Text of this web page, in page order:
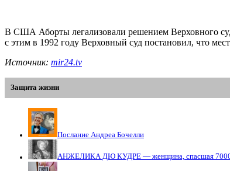
В США Аборты легализовали решением Верховного
с этим в 1992 году Верховный суд постановил, что
Источник: mir24.tv
Защита жизни
Послание Андреа Бочелли
АНЖЕЛИКА ДЮ КУДРЕ — женщина, спасшая 7000